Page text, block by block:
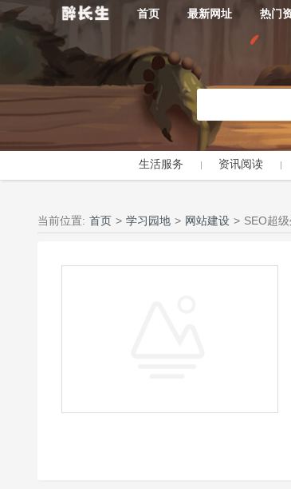
首页 最新网址 热门
生活服务 资讯阅读
当前位置: 首页 > 学习园地 > 网站建设 > SEO超